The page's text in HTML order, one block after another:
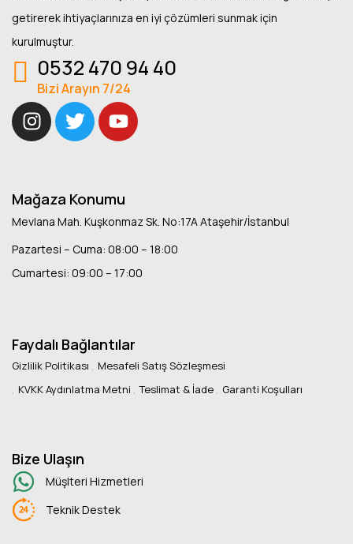
getirerek ihtiyaçlarınıza en iyi çözümleri sunmak için
kurulmuştur.
0532 470 94 40
Bizi Arayın 7/24
Mağaza Konumu
Mevlana Mah. Kuşkonmaz Sk. No:17A Ataşehir/İstanbul
Pazartesi – Cuma: 08:00 – 18:00
Cumartesi: 09:00 – 17:00
Faydalı Bağlantılar
Gizlilik Politikası
Mesafeli Satış Sözleşmesi
KVKK Aydınlatma Metni
Teslimat & İade Garanti Koşulları
Bize Ulaşın
Müşlteri Hizmetleri
Teknik Destek